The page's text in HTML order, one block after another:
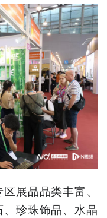
展品品类丰富、
珍珠饰品、水晶